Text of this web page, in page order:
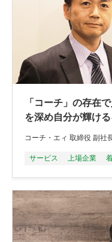
「コーチ」の存在
を深め自分が輝け
コーチ・エィ 取締役 副社
サービス 上場企業